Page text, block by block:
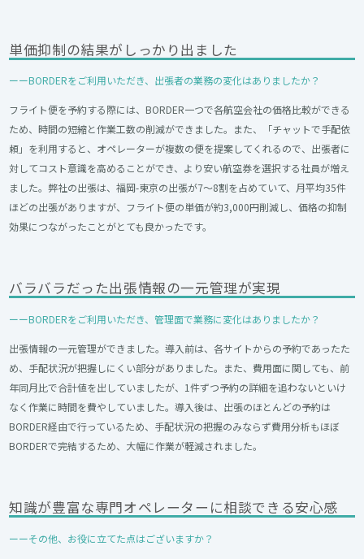
単価抑制の結果がしっかり出ました
ーーBORDERをご利用いただき、出張者の業務の変化はありましたか？
フライト便を予約する際には、BORDER一つで各航空会社の価格比較ができる
ため、時間の短縮と作業工数の削減ができました。また、「チャットで手配依
頼」を利用すると、オペレーターが複数の便を提案してくれるので、出張者に
対してコスト意識を高めることができ、より安い航空券を選択する社員が増え
ました。弊社の出張は、福岡-東京の出張が7～8割を占めていて、月平均35件
ほどの出張がありますが、フライト便の単価が約3,000円削減し、価格の抑制
効果につながったことがとても良かったです。
バラバラだった出張情報の一元管理が実現
ーーBORDERをご利用いただき、管理面で業務に変化はありましたか？
出張情報の一元管理ができました。導入前は、各サイトからの予約であったた
め、手配状況が把握しにくい部分がありました。また、費用面に関しても、前
年同月比で合計値を出していましたが、1件ずつ予約の詳細を追わないといけ
なく作業に時間を費やしていました。導入後は、出張のほとんどの予約は
BORDER経由で行っているため、手配状況の把握のみならず費用分析もほぼ
BORDERで完結するため、大幅に作業が軽減されました。
知識が豊富な専門オペレーターに相談できる安心感
ーーその他、お役に立てた点はございますか？